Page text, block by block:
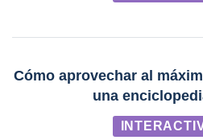
Cómo aprovechar al
una